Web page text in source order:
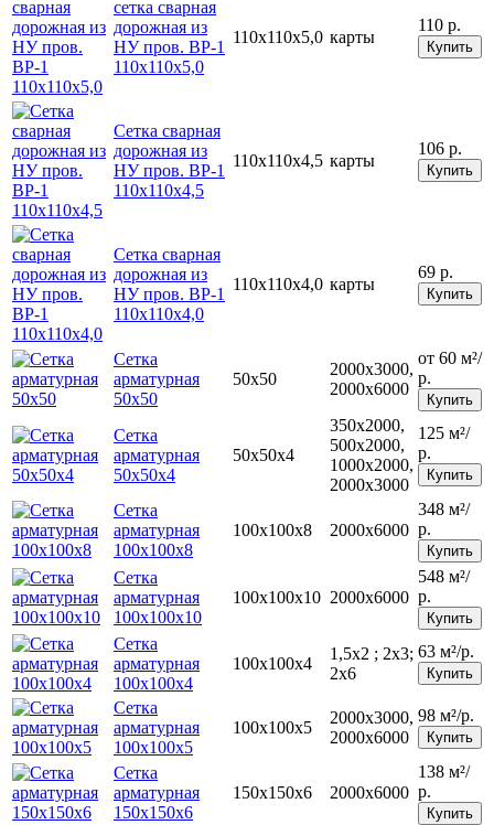
сетка сварная
дорожная из
НУ пров. ВР-1
110х110х5,0
110х110х5,0 карты
110 р.
Купить
Cетка сварная
дорожная из
НУ пров. ВР-1
110х110х4,5
110х110х4,5 карты
106 р.
Купить
Cетка сварная
дорожная из
НУ пров. ВР-1
110х110х4,0
110х110х4,0 карты
69 р.
Купить
Сетка
арматурная
50х50
50х50
2000х3000,
2000х6000
от 60 м²/
р.
Купить
Сетка
арматурная
50х50х4
50х50х4
350х2000,
500х2000,
1000х2000,
2000х3000
125 м²/
р.
Купить
Сетка
арматурная
100х100х8
100х100х8 2000х6000
348 м²/
р.
Купить
Сетка
арматурная
100х100х10
100х100х10 2000х6000
548 м²/
р.
Купить
Сетка
арматурная
100х100х4
100х100х4
1,5х2 ; 2х3;
2х6
63 м²/р.
Купить
Сетка
арматурная
100х100х5
100х100х5
2000х3000,
2000х6000
98 м²/р.
Купить
Сетка
арматурная
150х150х6
150х150х6 2000х6000
138 м²/
р.
Купить